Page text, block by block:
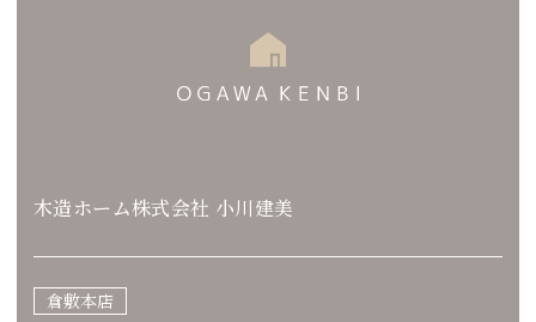
木造ホーム株式会社 小川建美
倉敷本店